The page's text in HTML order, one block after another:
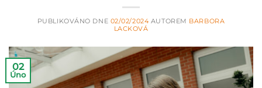
PUBLIKOVÁNO DNE 02/02/2024 AUTOREM BARBORA
LACKOVÁ
02
Úno